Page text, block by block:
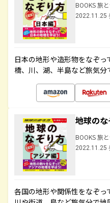
BOOKS 旅
2022.11.25
日本の地形や造形物をなぞ
橋、川、湖、半島など旅気分
地球の
BOOKS 旅
2022.11.25
各国の地形や関係性をなぞっ